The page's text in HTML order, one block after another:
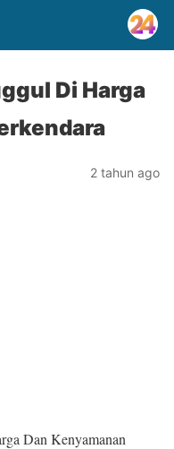
Di Harga
2 tahun ago
Dan Kenyamanan